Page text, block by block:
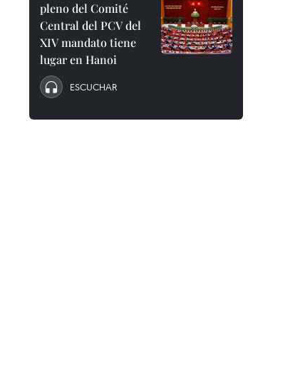
pleno del Comité
Central del PCV del
XIV mandato tiene
lugar en Hanoi
ESCUCHAR